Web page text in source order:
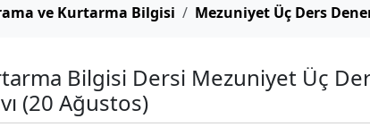
ve Kurtarma Bilgisi Mezuniyet Üç Ders
Bilgisi Dersi Mezuniyet Üç
(20 Ağustos)